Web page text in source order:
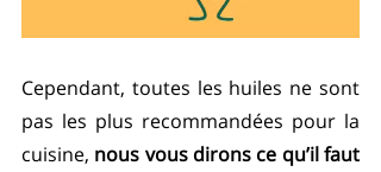
Cependant, toutes les huiles ne sont
pas les plus recommandées pour la
cuisine, nous vous dirons ce qu’il faut